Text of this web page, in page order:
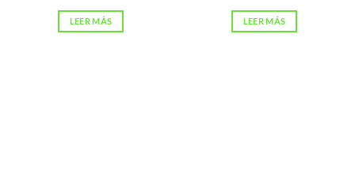
LEER MÁS LEER MÁS